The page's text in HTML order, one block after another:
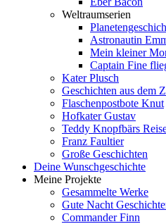
Weltraumserien
Astronautin
Mein kleiner
Captain Fine
Kater Plusch
Geschichten aus dem
Flaschenpostbote Knut
Hofkater Gustav
Teddy Knopfbärs
Franz Faultier
Große Geschichten
Deine Wunschgeschichte
Meine Projekte
Gesammelte Werke
Gute Nacht
Commander Finn